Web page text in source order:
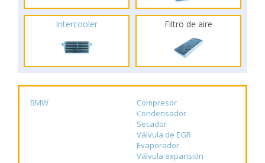
Intercooler Filtro de aire
BMW
Compresor
Condensador
Secador
Válvula de EGR
Evaporador
Válvula expansión